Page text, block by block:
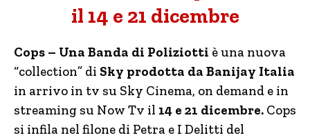
il 14 e 21 dicembre
Cops – Una Banda di Poliziotti è una nuova
“collection” di Sky prodotta da Banijay Italia
in arrivo in tv su Sky Cinema, on demand e in
streaming su Now Tv il 14 e 21 dicembre. Cops
si infila nel filone di Petra e I Delitti del